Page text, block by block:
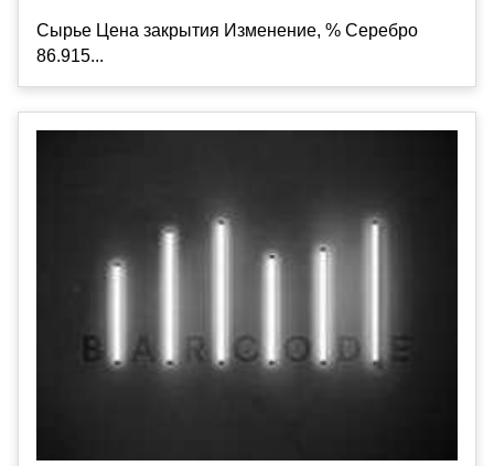
Сырье Цена закрытия Изменение, % Серебро
86.915...